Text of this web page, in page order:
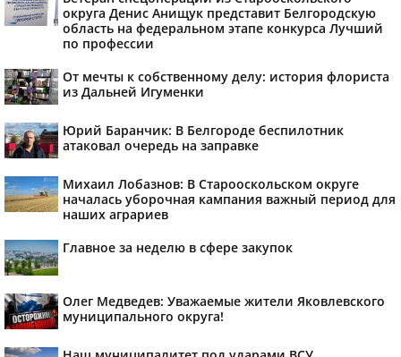
округа Денис Анищук представит Белгородскую
область на федеральном этапе конкурса Лучший
по профессии
От мечты к собственному делу: история флориста
из Дальней Игуменки
Юрий Баранчик: В Белгороде беспилотник
атаковал очередь на заправке
Михаил Лобазнов: В Старооскольском округе
началась уборочная кампания важный период для
наших аграриев
Главное за неделю в сфере закупок
Олег Медведев: Уважаемые жители Яковлевского
муниципального округа!